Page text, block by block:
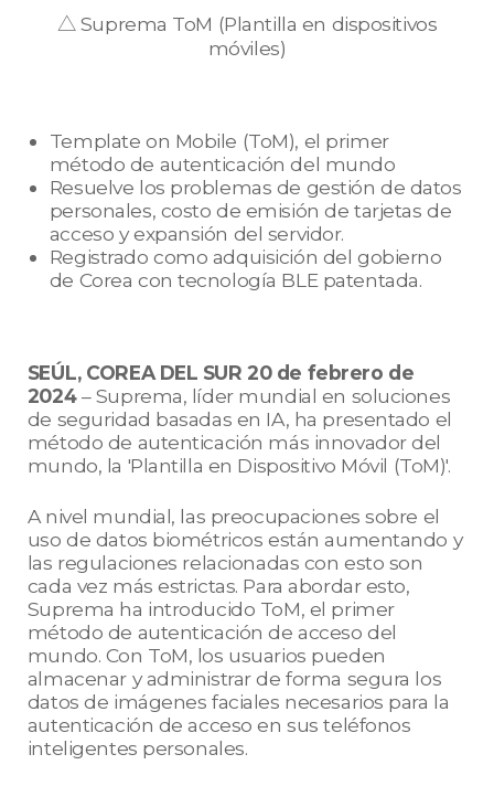
△ Suprema ToM (Plantilla en dispositivos
móviles)
Template on Mobile (ToM), el primer
método de autenticación del mundo
Resuelve los problemas de gestión de datos
personales, costo de emisión de tarjetas de
acceso y expansión del servidor.
Registrado como adquisición del gobierno
de Corea con tecnología BLE patentada.
SEÚL, COREA DEL SUR 20 de febrero de
2024– Suprema, líder mundial en soluciones
de seguridad basadas en IA, ha presentado el
método de autenticación más innovador del
mundo, la 'Plantilla en Dispositivo Móvil (ToM)'.
A nivel mundial, las preocupaciones sobre el
uso de datos biométricos están aumentando y
las regulaciones relacionadas con esto son
cada vez más estrictas. Para abordar esto,
Suprema ha introducido ToM, el primer
método de autenticación de acceso del
mundo. Con ToM, los usuarios pueden
almacenar y administrar de forma segura los
datos de imágenes faciales necesarios para la
autenticación de acceso en sus teléfonos
inteligentes personales.